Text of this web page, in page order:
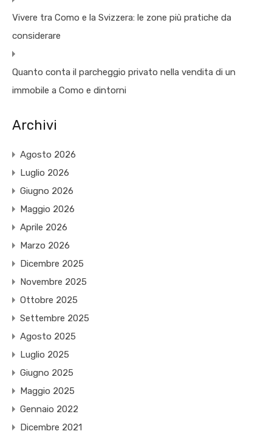
Vivere tra Como e la Svizzera: le zone più pratiche da
considerare
Quanto conta il parcheggio privato nella vendita di un
immobile a Como e dintorni
Archivi
Agosto 2026
Luglio 2026
Giugno 2026
Maggio 2026
Aprile 2026
Marzo 2026
Dicembre 2025
Novembre 2025
Ottobre 2025
Settembre 2025
Agosto 2025
Luglio 2025
Giugno 2025
Maggio 2025
Gennaio 2022
Dicembre 2021